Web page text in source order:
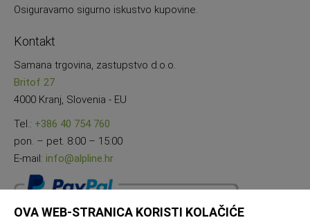
Osiguravamo sigurno iskustvo kupovine.
Kontakt
Samana trgovina, zastupstvo d.o.o.
Britof 27
4000 Kranj, Slovenia - EU
Tel.: +386 40 754 760
pon. – pet. 8:00 – 15:00
E-mail: info@alpline.hr
OVA WEB-STRANICA KORISTI KOLAČIĆE